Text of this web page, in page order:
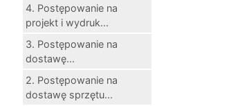
4. Postępowanie na
projekt i wydruk...
3. Postępowanie na
dostawę...
2. Postępowanie na
dostawę sprzętu...